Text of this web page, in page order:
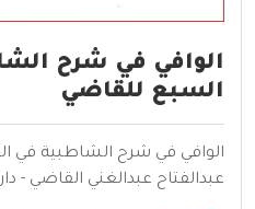
الوافي في شرح
السبع للقاضي
الوافي في شرح الشاطبية في
عبدالفتاح عبدالغني القاضي -